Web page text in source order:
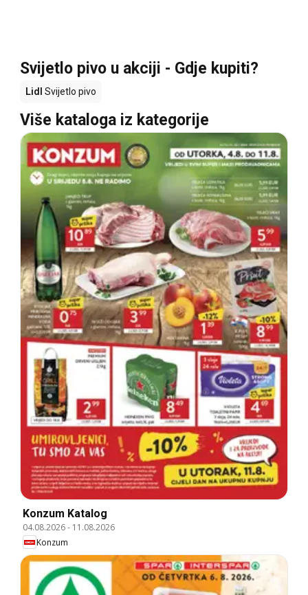
Svijetlo pivo u akciji - Gdje kupiti?
Lidl Svijetlo pivo
Više kataloga iz kategorije
Konzum Katalog
04.08.2026- 11.08.2026
Konzum